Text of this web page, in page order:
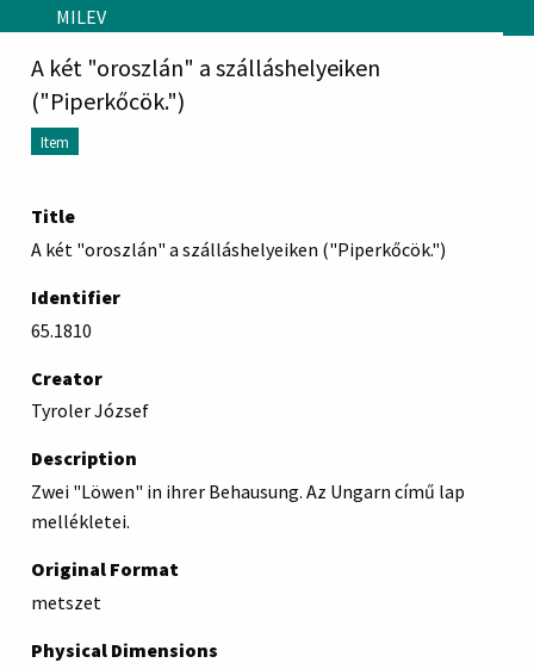
Skip to main content
MILEV
A két "oroszlán" a szálláshelyeiken
("Piperkőcök.")
Item
Title
A két "oroszlán" a szálláshelyeiken ("Piperkőcök.")
Identifier
65.1810
Creator
Tyroler József
Description
Zwei "Löwen" in ihrer Behausung. Az Ungarn című lap
mellékletei.
Original Format
metszet
Physical Dimensions